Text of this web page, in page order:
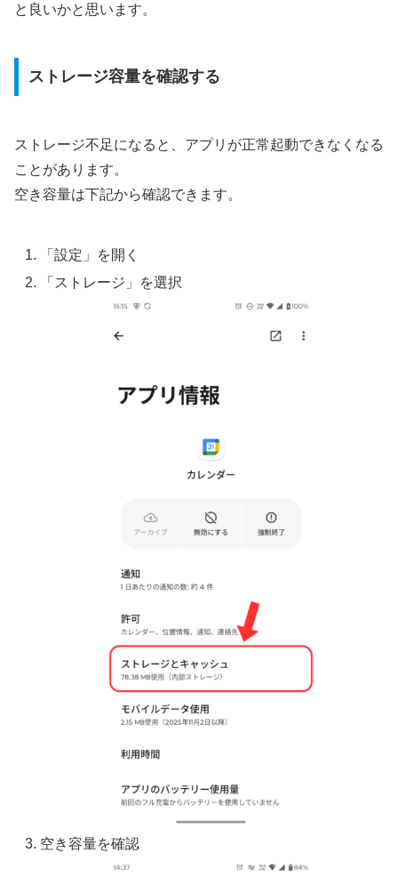
と良いかと思います。
ストレージ容量を確認する
ストレージ不足になると、アプリが正常起動できなくなる
ことがあります。
空き容量は下記から確認できます。
「設定」を開く
「ストレージ」を選択
空き容量を確認